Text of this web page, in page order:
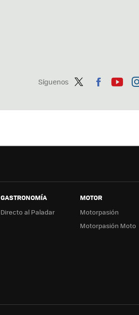
Síguenos
ter
ebo tub
GASTRONOMÍA
Directo al Paladar
MOTOR
Motorpasión
Motorpasión Moto